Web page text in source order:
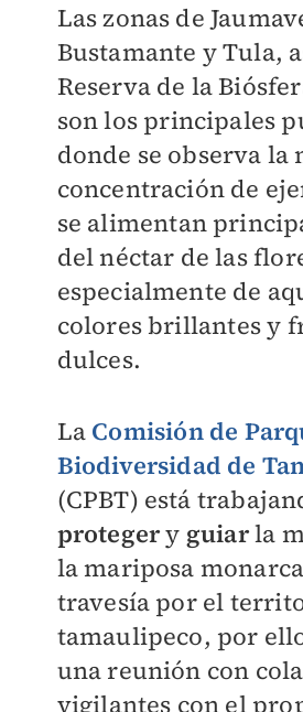
Las zonas de
Bustamante y Tula,
Reserva de la
son los principales
donde se observa la
concentración de
se alimentan
del néctar de las
especialmente de
colores brillantes y
dulces.
La Comisión de
Biodiversidad de
(CPBT) está
protegery guiarla
la mariposa
travesía por el
tamaulipeco, por
una reunión con
vigilantes con el